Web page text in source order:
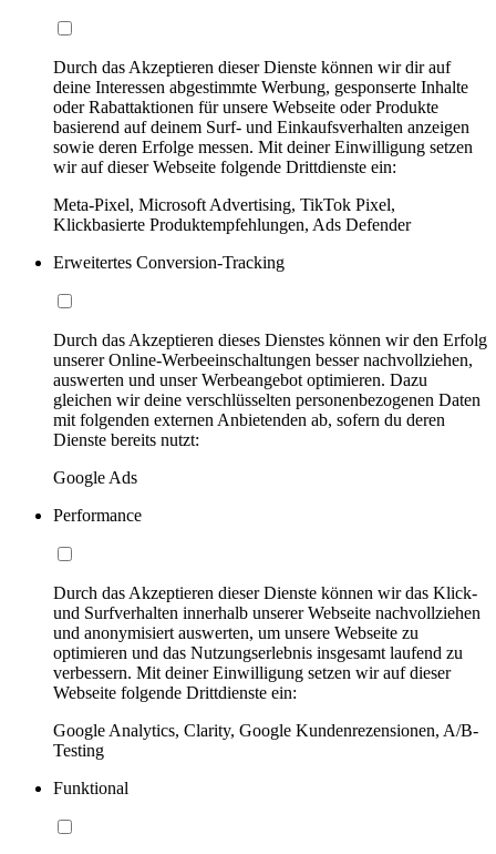
Durch das Akzeptieren dieser Dienste können wir dir auf
deine Interessen abgestimmte Werbung, gesponserte Inhalte
oder Rabattaktionen für unsere Webseite oder Produkte
basierend auf deinem Surf- und Einkaufsverhalten anzeigen
sowie deren Erfolge messen. Mit deiner Einwilligung setzen
wir auf dieser Webseite folgende Drittdienste ein:
Meta-Pixel, Microsoft Advertising, TikTok Pixel,
Klickbasierte Produktempfehlungen, Ads Defender
Erweitertes Conversion-Tracking
Durch das Akzeptieren dieses Dienstes können wir den Erfolg
unserer Online-Werbeeinschaltungen besser nachvollziehen,
auswerten und unser Werbeangebot optimieren. Dazu
gleichen wir deine verschlüsselten personenbezogenen Daten
mit folgenden externen Anbietenden ab, sofern du deren
Dienste bereits nutzt:
Google Ads
Performance
Durch das Akzeptieren dieser Dienste können wir das Klick-
und Surfverhalten innerhalb unserer Webseite nachvollziehen
und anonymisiert auswerten, um unsere Webseite zu
optimieren und das Nutzungserlebnis insgesamt laufend zu
verbessern. Mit deiner Einwilligung setzen wir auf dieser
Webseite folgende Drittdienste ein:
Google Analytics, Clarity, Google Kundenrezensionen, A/B-
Testing
Funktional